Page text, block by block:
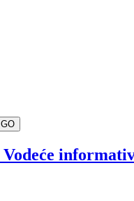
GO
Vodeće